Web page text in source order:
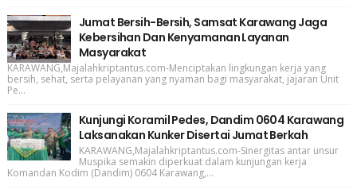
Jumat Bersih-Bersih, Samsat Karawang Jaga
Kebersihan Dan Kenyamanan Layanan
Masyarakat
KARAWANG,Majalahkriptantus.com-Menciptakan lingkungan kerja yang
bersih, sehat, serta pelayanan yang nyaman bagi masyarakat, jajaran Unit
Pe...
Kunjungi Koramil Pedes, Dandim 0604 Karawang
Laksanakan Kunker Disertai Jumat Berkah
KARAWANG,Majalahkriptantus.com-Sinergitas antar unsur
Muspika semakin diperkuat dalam kunjungan kerja
Komandan Kodim (Dandim) 0604 Karawang,...